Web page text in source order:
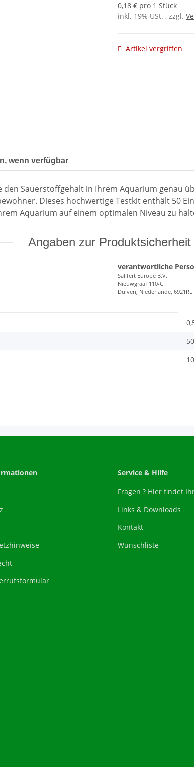
0,18 € pro 1 Stück
inkl. 19% USt. , zzgl.
Artikel vergriffen
wenn verfügbar
den Sauerstoffgehalt in Ihrem Aquarium genau
Dieses hochwertige Testkit enthält 50
Aquarium auf einem optimalen Niveau zu
Angaben zur Produktsicherheit
verantwortliche
Salifert Europe B.V.
Nieuwgraaf 110-C
Duiven, Niederlande, 6921RL
Service & Hilfe
Fragen ? Hier findet
Links & Downloads
Kontakt
Wunschliste